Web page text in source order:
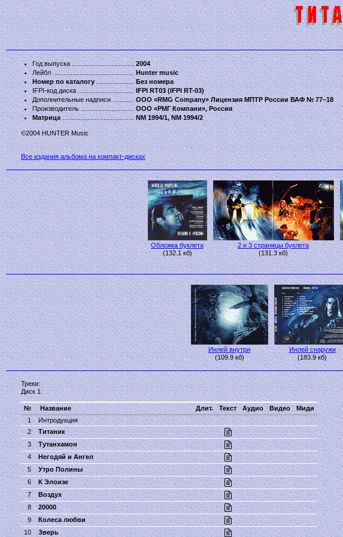
Год выпуска
2004
Лейбл
Hunter music
Номер по каталогу
Без номера
IFPI-код диска
IFPI RT03 (IFPI RT-03)
Дополнительные надписи
ООО «RMG Company» Лицензия МПТР России ВАФ № 77–18
Производитель
ООО «РМГ Компани», Россия
Матрица
NM 1994/1, NM 1994/2
©2004 HUNTER Music
Все издания альбома на компакт-дисках
Обложка буклета
(132.1 кб)
2 и 3 страницы буклета
(131.3 кб)
Инлей внутри
(109.9 кб)
Инлей снаружи
(183.9 кб)
Треки:
Диск 1:
№ Название Длит. Текст Аудио Видео
Миди
1
Интродукция
2
Титаник
3
Тутанхамон
4
Негодяй и Ангел
5
Утро Полины
6
К Элоизе
7
Воздух
8
20000
9
Колеса любви
10
Зверь